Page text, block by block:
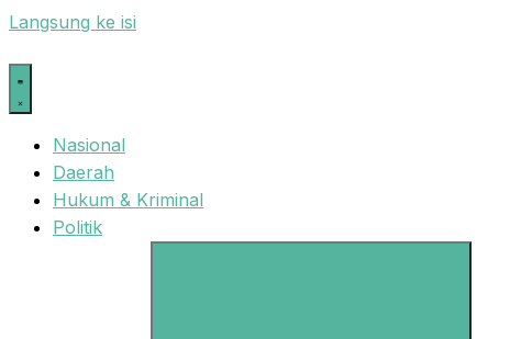
Langsung ke isi
Nasional
Daerah
Hukum & Kriminal
Politik